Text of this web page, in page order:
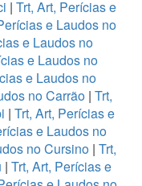
| Trt, Art, Perícias e
e Laudos no
e Laudos no
e Laudos no
e Laudos no
no Carrão | Trt,
| Trt, Art, Perícias e
e Laudos no
no Cursino | Trt,
| Trt, Art, Perícias e